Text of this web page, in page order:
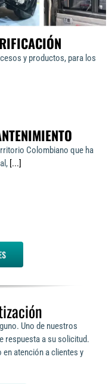
y productos, para los
Colombiano que ha
[...]
Uno de nuestros
respuesta a su solicitud.
atención a clientes y